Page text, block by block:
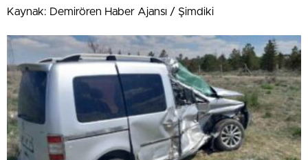
Kaynak: Demirören Haber Ajansı / Şimdiki